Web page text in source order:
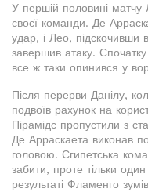
У першій половині матчу
своєї команди. Де
удар, і Лео, підскочивши
завершив атаку.
все ж таки опинився у
Після перерви Данілу,
подвоїв рахунок на
Пірамідс пропустили з
Де Арраскаета виконав
головою. Єгипетська
забити, проте тільки
результаті Фламенго